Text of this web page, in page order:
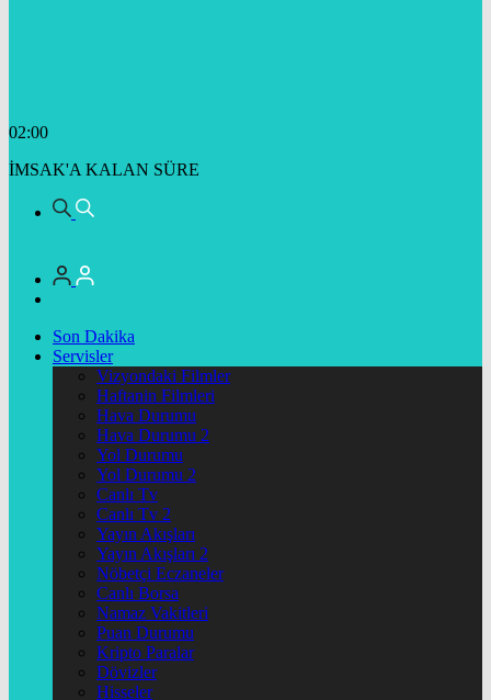
02:00
İMSAK'A KALAN SÜRE
Son Dakika
Servisler
Vizyondaki Filmler
Haftanin Filmleri
Hava Durumu
Hava Durumu 2
Yol Durumu
Yol Durumu 2
Canlı Tv
Canlı Tv 2
Yayın Akışları
Yayın Akışları 2
Nöbetçi Eczaneler
Canlı Borsa
Namaz Vakitleri
Puan Durumu
Kripto Paralar
Dövizler
Hisseler